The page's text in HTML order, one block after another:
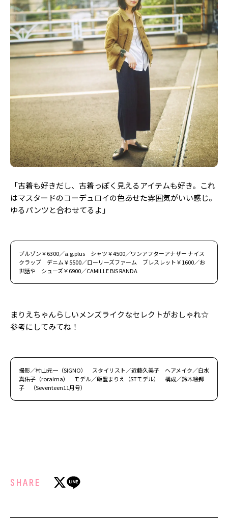
「古着も好きだし、古着っぽく見えるアイテムも好き。これ
はマスタードのコーデュロイの色あせた雰囲気がいい感じ。
ゆるパンツと合わせてるよ」
ブルゾン￥6300／a.g.plus シャツ￥4500／ワンアフターアナザー ナイス
クラップ デニム￥5500／ローリーズファーム ブレスレット￥1600／お
世話や シューズ￥6900／CAMILLE BIS RANDA
まりえちゃんらしいメンズライクなセレクトがおしゃれ☆
参考にしてみてね！
撮影／村山元一（SIGNO） スタイリスト／近藤久美子 ヘアメイク／白水
真佑子（roraima） モデル／飯豊まりえ（STモデル） 構成／鈴木絵都
子 （Seventeen11月号）
SHARE